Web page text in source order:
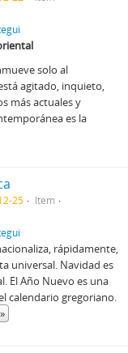
solo al
agitado, inquieto,
más actuales y
es la
25
Item
rápidamente,
universal. Navidad es
El Año Nuevo es una
calendario gregoriano.
»